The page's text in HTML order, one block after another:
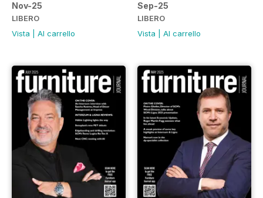
Nov-25
LIBERO
Vista
Al carrello
Sep-25
LIBERO
Vista
Al carrello